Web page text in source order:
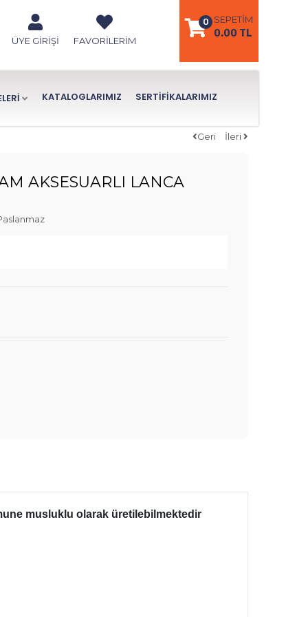
0 SEPETIM
0.00 TL
FAVORILERIM
ÜYE GIRIŞI
KATALOGLARIMIZ SERTIFIKALARIMIZ
Geri İleri
AKSESUARLI LANCA
musluklu olarak üretilebilmektedir